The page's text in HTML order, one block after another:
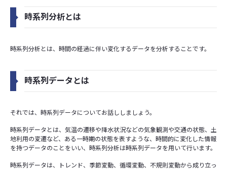
時系列分析とは
時系列分析とは、時間の経過に伴い変化するデータを分析することです。
時系列データとは
それでは、時系列データについてお話ししましょう。
時系列データとは、気温の遷移や降水状況などの気象観測や交通の状態、土
地利用の変遷など、ある一時期の状態を表すような、時間的に変化した情報
を持つデータのことをいい、時系列分析は時系列データを用いて行います。
時系列データは、トレンド、季節変動、循環変動、不規則変動から成り立っ